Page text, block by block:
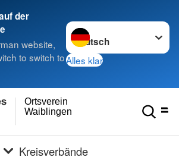
der
website,
to switch to
Sprache wechseln zu
Alles klar
Waiblingen
Ortsverein
Kreisverbände